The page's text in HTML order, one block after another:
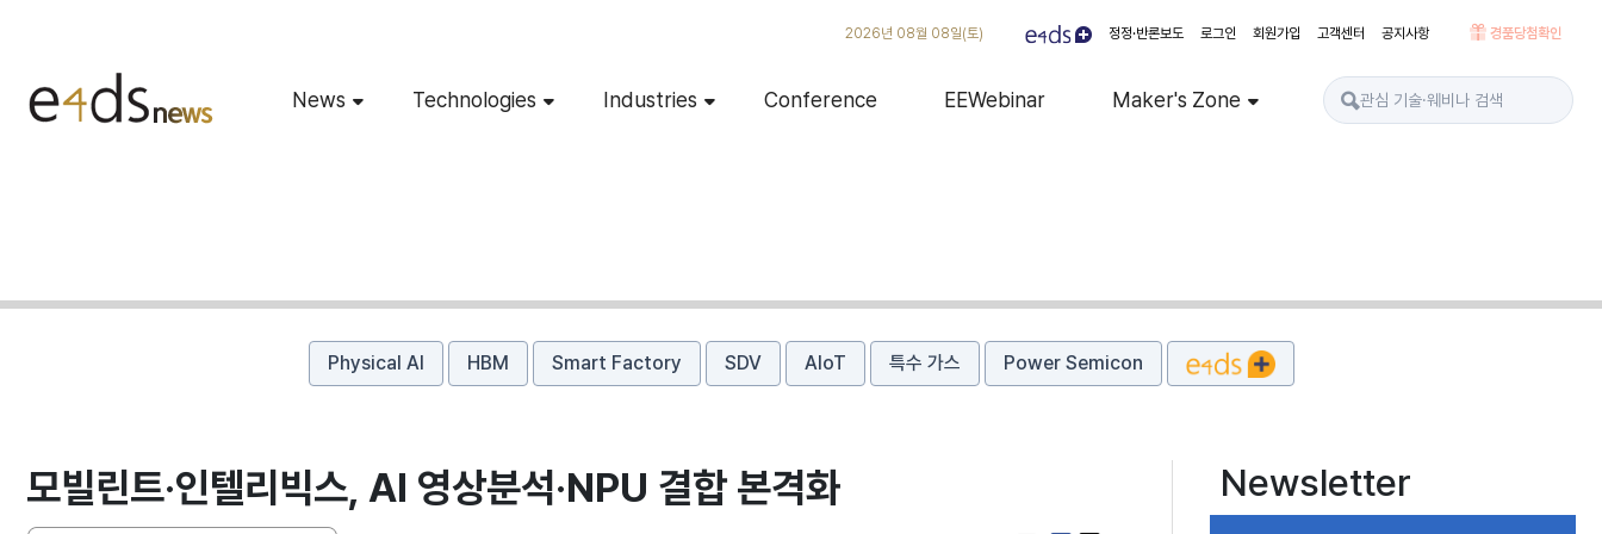
2026년 08월 08일(토) 정정·반론보도 로그인 회원가입 고객센터 공지사항 경품당첨확인
News Technologies Industries Conference EEWebinar Maker's Zone
Physical AI HBM Smart Factory SDV AIoT 특수 가스 Power Semicon
모빌린트·인텔리빅스, AI 영상분석·NPU 결합 본격화 Newsletter